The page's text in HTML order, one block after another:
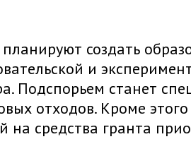
создать
и
Подспорьем станет
отходов. Кроме этого
на средства гранта